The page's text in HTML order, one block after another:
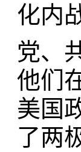
化内
党、
他们
美国
了两